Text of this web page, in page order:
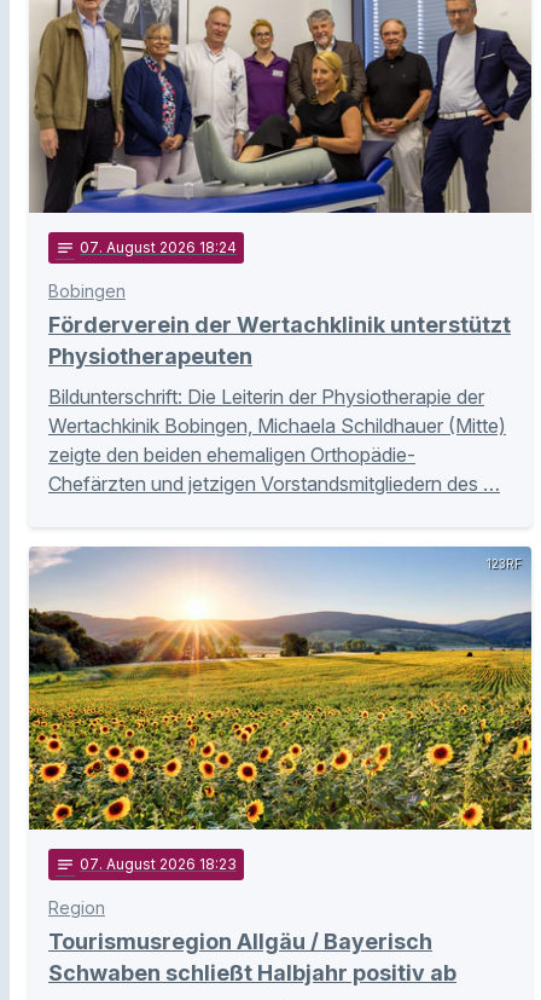
notes 07. August 2026 18:24
Bobingen
Förderverein der Wertachklinik unterstützt
Physiotherapeuten
Bildunterschrift: Die Leiterin der Physiotherapie der
Wertachkinik Bobingen, Michaela Schildhauer (Mitte)
zeigte den beiden ehemaligen Orthopädie-
Chefärzten und jetzigen Vorstandsmitgliedern des …
123RF
notes 07. August 2026 18:23
Region
Tourismusregion Allgäu / Bayerisch
Schwaben schließt Halbjahr positiv ab